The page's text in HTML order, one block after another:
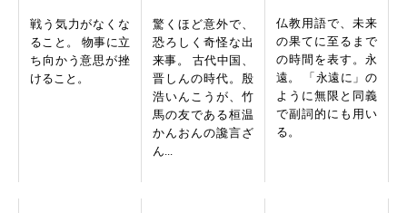
戦う気力がなくな
ること。 物事に立
ち向かう意思が挫
けること。
驚くほど意外で、
恐ろしく奇怪な出
来事。 古代中国、
晋しんの時代。殷
浩いんこうが、竹
馬の友である桓温
かんおんの讒言ざ
ん...
仏教用語で、未来
の果てに至るまで
の時間を表す。永
遠。 「永遠に」の
ように無限と同義
で副詞的にも用い
る。